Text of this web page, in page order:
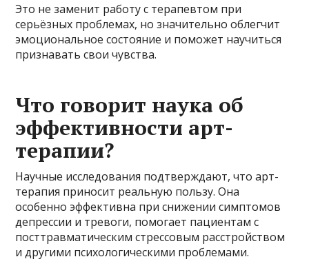
Это не заменит работу с терапевтом при
серьёзных проблемах, но значительно облегчит
эмоциональное состояние и поможет научиться
признавать свои чувства.
Что говорит наука об
эффективности арт-
терапии?
Научные исследования подтверждают, что арт-
терапия приносит реальную пользу. Она
особенно эффективна при снижении симптомов
депрессии и тревоги, помогает пациентам с
посттравматическим стрессовым расстройством
и другими психологическими проблемами.